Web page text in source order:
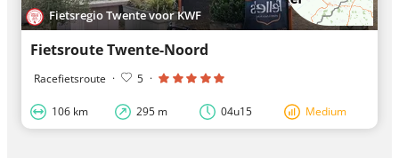
Fietsregio Twente voor KWF
Fietsroute Twente-Noord
Racefietsroute · 5 ·
106 km 295 m 04u15 Medium